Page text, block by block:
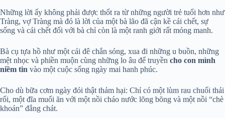
Những lời ấy không phải được thốt ra từ những người trẻ tuổi hơn như
Tràng, vợ Tràng mà đó là lời của một bà lão đã cận kề cái chết, sự
sống và cái chết đối với bà chỉ còn là một ranh giới rất mỏng manh.
Bà cụ tựa hồ như một cái đê chắn sóng, xua đi những u buồn, những
mệt nhọc và phiền muộn cùng những lo âu để truyền cho con mình
niềm tin vào một cuộc sống ngày mai hanh phúc.
Cho dù bữa cơm ngày đói thật thảm hại: Chỉ có một lùm rau chuối thái
rối, một đĩa muối ăn với một nồi cháo nước lõng bõng và một nồi “chè
khoán” đắng chát.